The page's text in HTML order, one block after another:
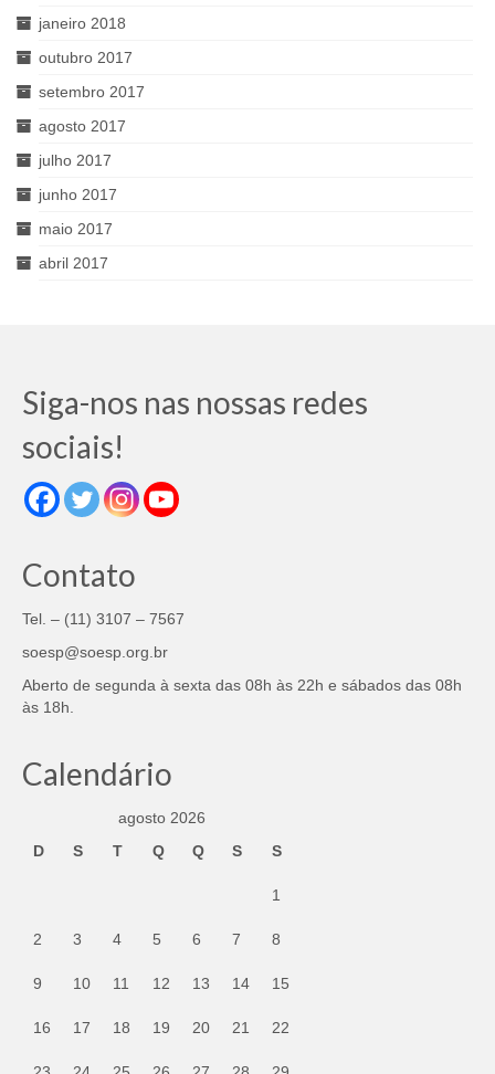
janeiro 2018
outubro 2017
setembro 2017
agosto 2017
julho 2017
junho 2017
maio 2017
abril 2017
Siga-nos nas nossas redes
sociais!
Contato
Tel. – (11) 3107 – 7567
soesp@soesp.org.br
Aberto de segunda à sexta das 08h às 22h e sábados das 08h
às 18h.
Calendário
agosto 2026
D
S T Q Q S S
1
2 3 4 5 6 7 8
9 10 11 12 13 14 15
16 17 18 19 20 21 22